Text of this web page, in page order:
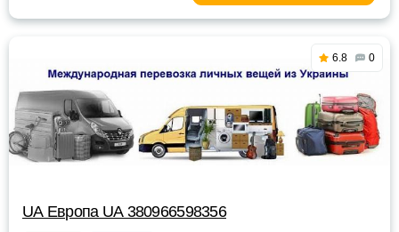
6.8 0
UА Европа UА 380966598356